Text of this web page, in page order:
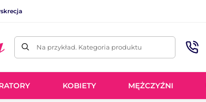
Na przykład. Kategoria produktu
KOBIETY MĘŻCZYŹNI